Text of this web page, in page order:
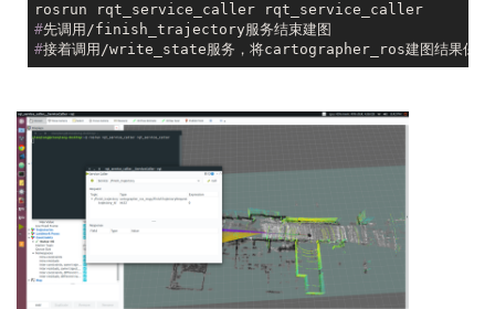
#先调用/finish_trajectory服务结束建图
#接着调用/write_state服务，将cartographer_ros建图结果保